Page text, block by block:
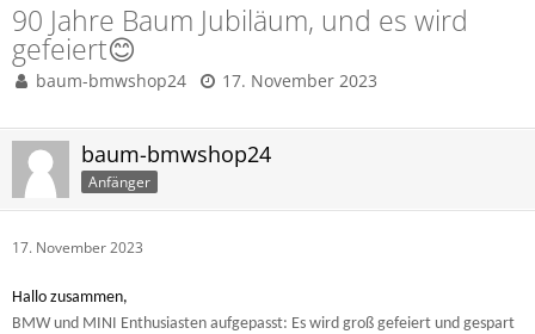
90 Jahre Baum Jubiläum, und es wird
gefeiert😊
baum-bmwshop24 17. November 2023
baum-bmwshop24
Anfänger
17. November 2023
Hallo zusammen,
BMW und MINI Enthusiasten aufgepasst: Es wird groß gefeiert und gespart